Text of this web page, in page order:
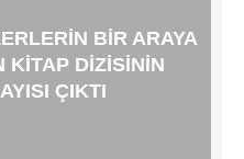
BIR ARAYA
KITAP DIZISININ
ÇIKTI